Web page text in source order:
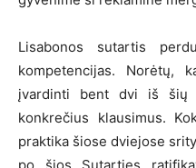
Lisabonos sutartis
kompetencijas. Norėtų,
įvardinti bent dvi iš
konkrečius klausimus.
praktika šiose dviejose